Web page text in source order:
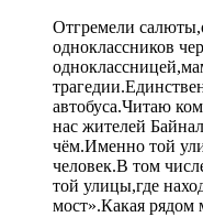
Отгремели
одноклассников
автобуса.Читаю
нас жителей
чём.Именно той
человек.В том
той улицы,где
мост».Какая рядом